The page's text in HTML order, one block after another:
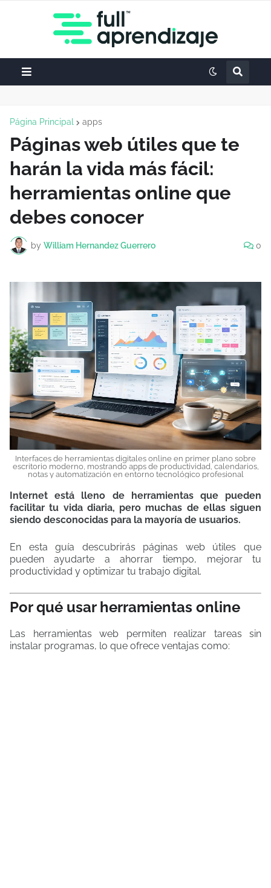
Página Principal apps
Páginas web útiles que te
harán la vida más fácil:
herramientas online que
debes conocer
by William Hernandez Guerrero 0
Interfaces de herramientas digitales online en primer plano sobre
escritorio moderno, mostrando apps de productividad, calendarios,
notas y automatización en entorno tecnológico profesional
Internet está lleno de herramientas que pueden
facilitar tu vida diaria, pero muchas de ellas siguen
siendo desconocidas para la mayoría de usuarios.
En esta guía descubrirás páginas web útiles que
pueden ayudarte a ahorrar tiempo, mejorar tu
productividad y optimizar tu trabajo digital.
Por qué usar herramientas online
Las herramientas web permiten realizar tareas sin
instalar programas, lo que ofrece ventajas como: